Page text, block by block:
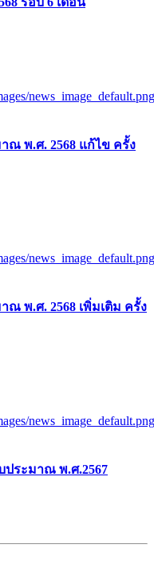
ณ พ.ศ. 2568 แก้ไข ครั้ง
ณ พ.ศ. 2568 เพิ่มเติม ครั้ง
ประมาณ พ.ศ.2567